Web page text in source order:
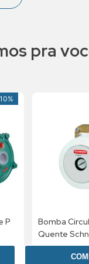
pra
10%
P
Bomba
Quente
1/2 Cv 220V
R$1.548,75
R$